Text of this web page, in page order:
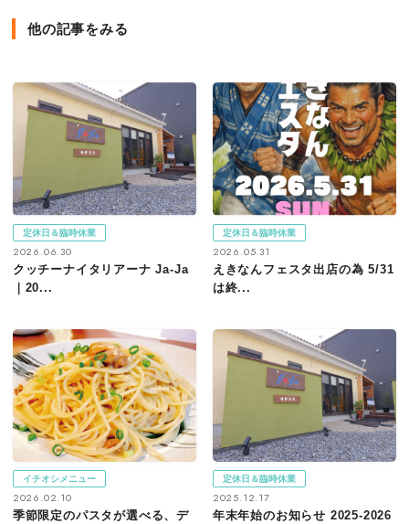
他の記事をみる
定休日＆臨時休業
2026.06.30
クッチーナイタリアーナ Ja-Ja
｜20...
定休日＆臨時休業
2026.05.31
えきなんフェスタ出店の為 5/31
は終...
イチオシメニュー
2026.02.10
季節限定のパスタが選べる、デ
定休日＆臨時休業
2025.12.17
年末年始のお知らせ 2025-2026